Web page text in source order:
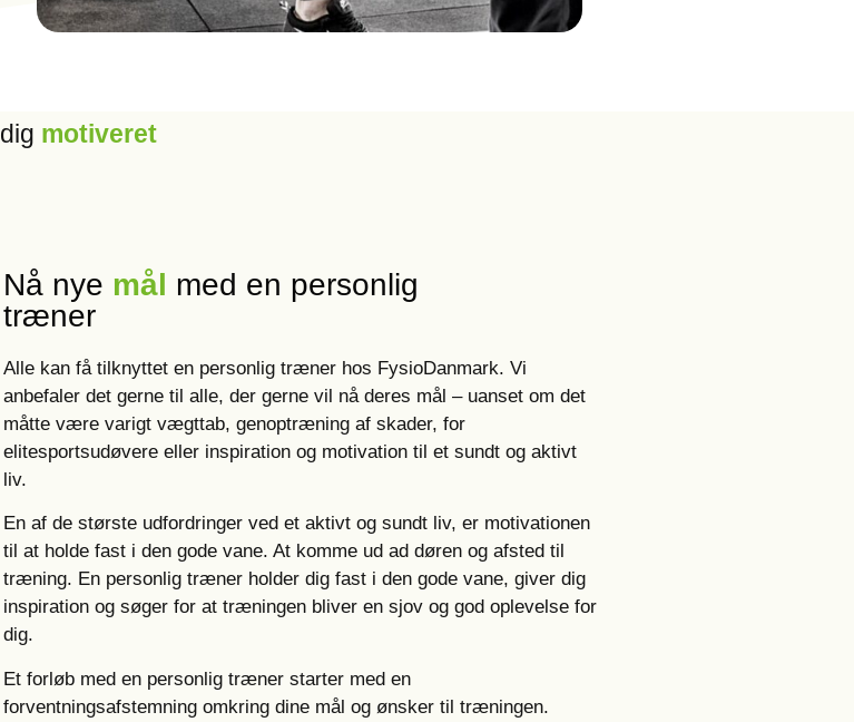
motiveret
Nå nye mål med en personlig
træner
Alle kan få tilknyttet en personlig træner hos FysioDanmark. Vi
anbefaler det gerne til alle, der gerne vil nå deres mål – uanset om det
måtte være varigt vægttab, genoptræning af skader, for
elitesportsudøvere eller inspiration og motivation til et sundt og aktivt
liv.
En af de største udfordringer ved et aktivt og sundt liv, er motivationen
til at holde fast i den gode vane. At komme ud ad døren og afsted til
træning. En personlig træner holder dig fast i den gode vane, giver dig
inspiration og søger for at træningen bliver en sjov og god oplevelse for
dig.
Et forløb med en personlig træner starter med en
forventningsafstemning omkring dine mål og ønsker til træningen.